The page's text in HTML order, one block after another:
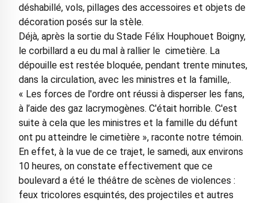
déshabillé, vols, pillages des accessoires et objets de
décoration posés sur la stèle.
Déjà, après la sortie du Stade Félix Houphouet Boigny,
le corbillard a eu du mal à rallier le cimetière. La
dépouille est restée bloquée, pendant trente minutes,
dans la circulation, avec les ministres et la famille,.
« Les forces de l'ordre ont réussi à disperser les fans,
à l’aide des gaz lacrymogènes. C'était horrible. C'est
suite à cela que les ministres et la famille du défunt
ont pu atteindre le cimetière », raconte notre témoin.
En effet, à la vue de ce trajet, le samedi, aux environs
10 heures, on constate effectivement que ce
boulevard a été le théâtre de scènes de violences :
feux tricolores esquintés, des projectiles et autres